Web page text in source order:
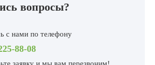
вопросы?
с нами по телефону
88-08